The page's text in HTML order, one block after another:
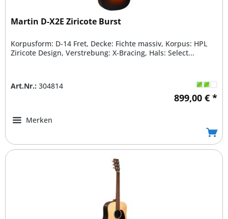
Martin D-X2E Ziricote Burst
Korpusform: D-14 Fret, Decke: Fichte massiv, Korpus: HPL
Ziricote Design, Verstrebung: X-Bracing, Hals: Select...
Art.Nr.: 304814
899,00 € *
Merken